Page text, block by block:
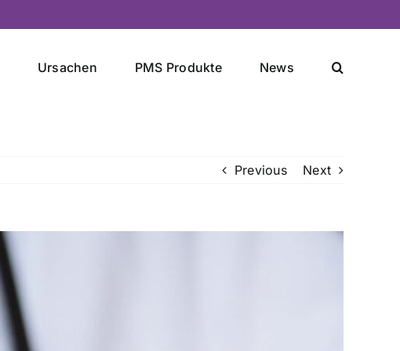
Ursachen PMS Produkte News
Previous Next